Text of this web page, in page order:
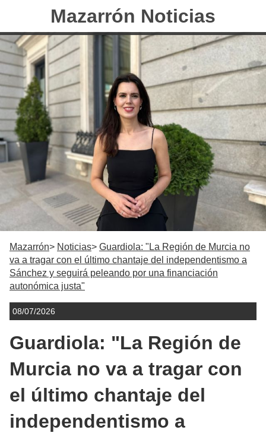
Mazarrón Noticias
Mazarrón Noticias
Guardiola: "La Región de Murcia no
va a tragar con el último chantaje del independentismo a
Sánchez y seguirá peleando por una financiación
autonómica justa"
08/07/2026
Guardiola: "La Región de
Murcia no va a tragar con
el último chantaje del
independentismo a